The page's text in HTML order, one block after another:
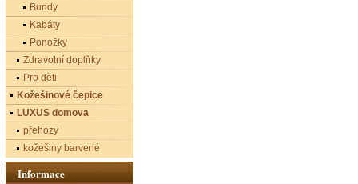
Bundy
Kabáty
Ponožky
Zdravotní doplňky
Pro děti
Kožešinové čepice
LUXUS domova
přehozy
kožešiny barvené
Informace